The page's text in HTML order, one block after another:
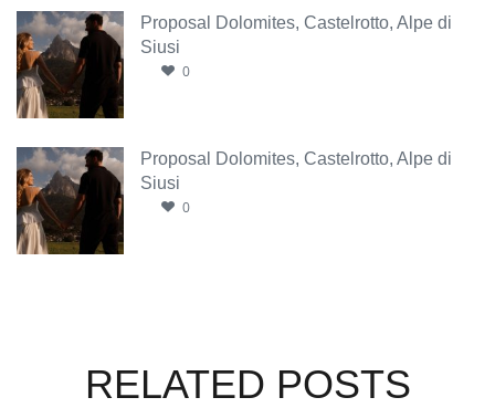
Proposal Dolomites, Castelrotto, Alpe di
Siusi
0
Proposal Dolomites, Castelrotto, Alpe di
Siusi
0
RELATED POSTS